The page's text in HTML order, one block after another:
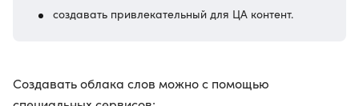
создавать привлекательный для ЦА контент.
Создавать облака слов можно с помощью